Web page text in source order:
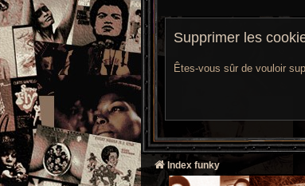
Supprimer les
Êtes-vous sûr de vouloir
Index funky